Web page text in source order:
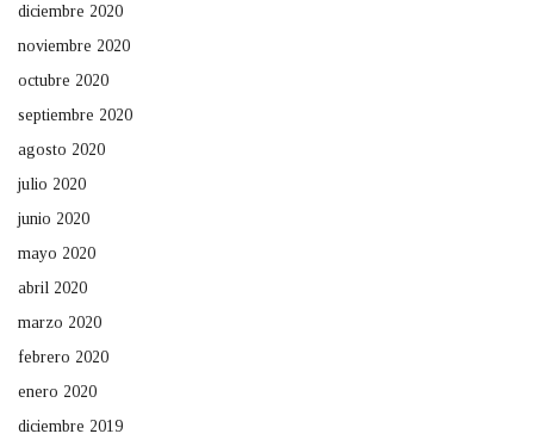
diciembre 2020
noviembre 2020
octubre 2020
septiembre 2020
agosto 2020
julio 2020
junio 2020
mayo 2020
abril 2020
marzo 2020
febrero 2020
enero 2020
diciembre 2019